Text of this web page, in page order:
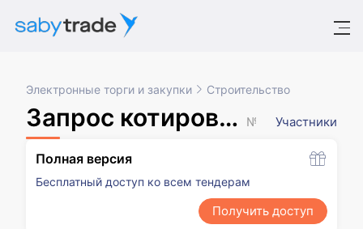
Электронные торги и закупки Строительство
Запрос котировок в электронной форме, участниками которого могут быть только субъекты малого и среднего предпринимательства Участники
Полная версия
Бесплатный доступ ко всем тендерам
Получить доступ